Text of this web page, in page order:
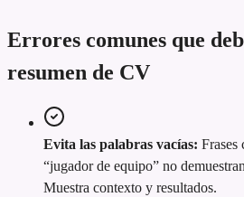
Errores comunes que
resumen de CV
Evita las palabras vacías: Frases
“jugador de equipo” no
Muestra contexto y resultados.